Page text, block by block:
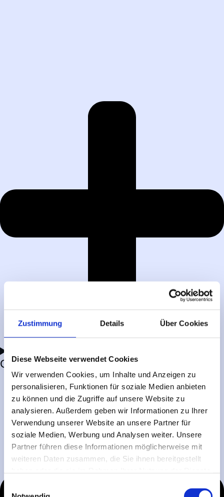
Zustimmung Details Über Cookies
Diese Webseite verwendet Cookies
Wir verwenden Cookies, um Inhalte und Anzeigen zu
personalisieren, Funktionen für soziale Medien anbieten
zu können und die Zugriffe auf unsere Website zu
analysieren. Außerdem geben wir Informationen zu Ihrer
Verwendung unserer Website an unsere Partner für
soziale Medien, Werbung und Analysen weiter. Unsere
Partner führen diese Informationen möglicherweise mit
weiteren Daten zusammen, die Sie ihnen bereitgestellt
CT